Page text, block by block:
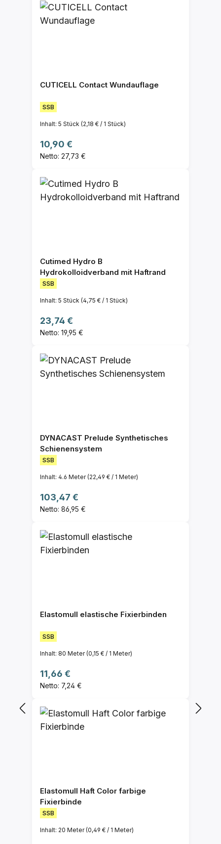
CUTICELL Contact Wundauflage
SSB
Inhalt: 5 Stück (2,18 € / 1 Stück)
Regulärer Preis:
10,90 €
Netto: 27,73 €
Cutimed Hydro B
Hydrokolloidverband mit Haftrand
SSB
Inhalt: 5 Stück (4,75 € / 1 Stück)
Regulärer Preis:
23,74 €
Netto: 19,95 €
DYNACAST Prelude Synthetisches
Schienensystem
SSB
Inhalt: 4.6 Meter(22,49 € / 1 Meter)
Regulärer Preis:
103,47 €
Netto: 86,95 €
Elastomull elastische Fixierbinden
SSB
Inhalt: 80 Meter(0,15 € / 1 Meter)
Regulärer Preis:
11,66 €
Netto: 7,24 €
Elastomull Haft Color farbige
Fixierbinde
SSB
Inhalt: 20 Meter(0,49 € / 1 Meter)